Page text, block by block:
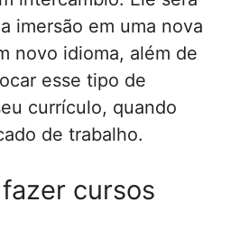
imersão em uma nova
novo idioma, além de
esse tipo de
currículo, quando
de trabalho.
cursos